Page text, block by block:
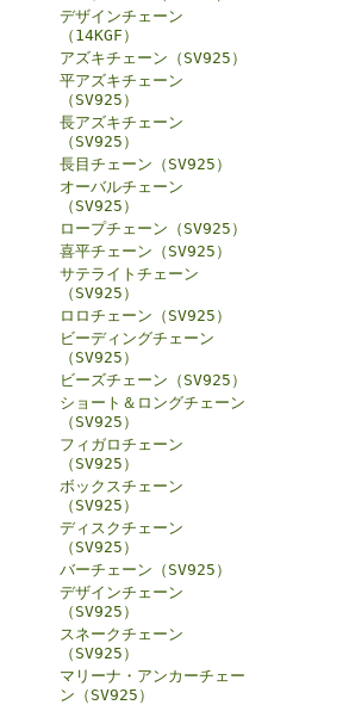
デザインチェーン
（14KGF）
アズキチェーン（SV925）
平アズキチェーン
（SV925）
長アズキチェーン
（SV925）
長目チェーン（SV925）
オーバルチェーン
（SV925）
ロープチェーン（SV925）
喜平チェーン（SV925）
サテライトチェーン
（SV925）
ロロチェーン（SV925）
ビーディングチェーン
（SV925）
ビーズチェーン（SV925）
ショート＆ロングチェーン
（SV925）
フィガロチェーン
（SV925）
ボックスチェーン
（SV925）
ディスクチェーン
（SV925）
バーチェーン（SV925）
デザインチェーン
（SV925）
スネークチェーン
（SV925）
マリーナ・アンカーチェー
ン（SV925）